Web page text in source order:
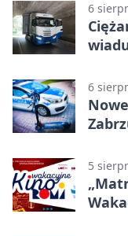
6
6
5